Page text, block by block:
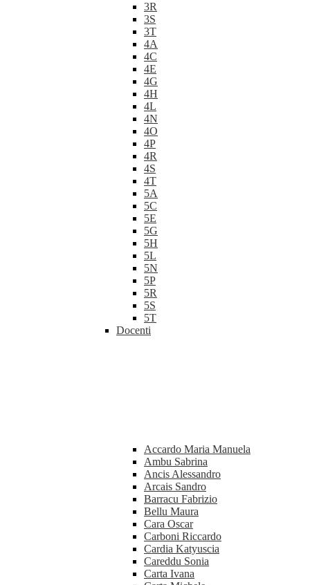
3R
3S
3T
4A
4C
4E
4G
4H
4L
4N
4O
4P
4R
4S
4T
5A
5C
5E
5G
5H
5L
5N
5P
5R
5S
5T
Docenti
Accardo Maria Manuela
Ambu Sabrina
Ancis Alessandro
Arcais Sandro
Barracu Fabrizio
Bellu Maura
Cara Oscar
Carboni Riccardo
Cardia Katyuscia
Careddu Sonia
Carta Ivana